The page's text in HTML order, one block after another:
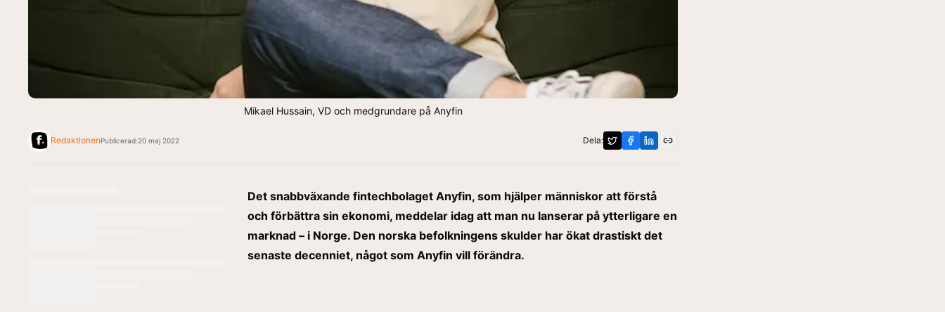
Mikael Hussain, VD och medgrundare på Anyfin
RedaktionenPublicerad:20 maj 2022 Dela:
Det snabbväxande fintechbolaget Anyfin, som hjälper människor att förstå
och förbättra sin ekonomi, meddelar idag att man nu lanserar på ytterligare en
marknad – i Norge. Den norska befolkningens skulder har ökat drastiskt det
senaste decenniet, något som Anyfin vill förändra.